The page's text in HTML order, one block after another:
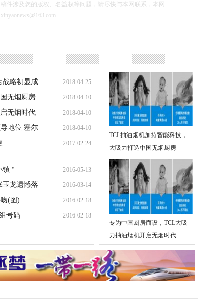
件涉及您的版权、名益权等问题，请尽快与本网联系，本网
战略初显成
2018-04-25
无烟厨房 2018-04-10
无烟时代 2018-04-10
地位 塞尔
2018-04-10
2017-02-24
＂ 2016-05-13
玉龙遗憾落
2016-03-14
(图) 2016-02-18
号码 2016-02-18
TCL抽油烟机加持智能科技，
大吸力打造中国无烟厨房
专为中国厨房而设，TCL大吸
力抽油烟机开启无烟时代